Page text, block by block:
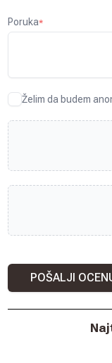
Poruka*
Želim da budem
POŠALJI